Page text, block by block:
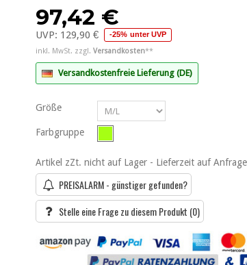
97,42 €
UVP: 129,90 € -25% unter UVP
inkl. MwSt. zzgl. Versandkosten**
Versandkostenfreie Lieferung (DE)
Größe
Farbgruppe
Artikel zZt. nicht auf Lager - Lieferzeit auf Anfrage
PREISALARM - günstiger gefunden?
Stelle eine Frage zu diesem Produkt (0)